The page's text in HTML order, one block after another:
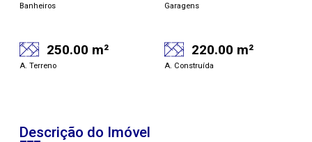
Banheiros Garagens
250.00 m²
A. Terreno
220.00 m²
A. Construída
Descrição do Imóvel